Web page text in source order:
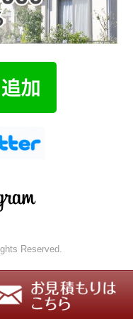
Reserved.